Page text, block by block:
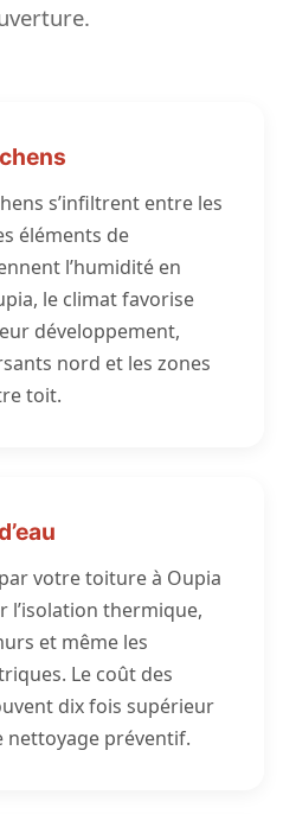
s’infiltrent entre les
éléments de
l’humidité en
le climat favorise
développement,
nord et les zones
toit.
par votre toiture à Oupia
l’isolation thermique,
et même les
Le coût des
dix fois supérieur
nettoyage préventif.